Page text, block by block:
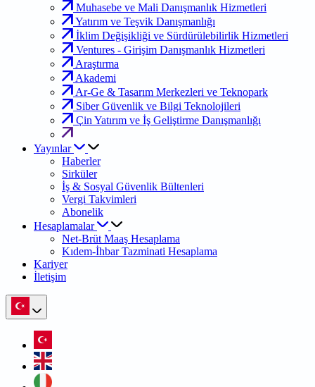
Muhasebe ve Mali Danışmanlık Hizmetleri
Yatırım ve Teşvik Danışmanlığı
İklim Değişikliği ve Sürdürülebilirlik Hizmetleri
Ventures - Girişim Danışmanlık Hizmetleri
Araştırma
Akademi
Ar-Ge & Tasarım Merkezleri ve Teknopark
Siber Güvenlik ve Bilgi Teknolojileri
Çin Yatırım ve İş Geliştirme Danışmanlığı
Yayınlar
Haberler
Sirküler
İş & Sosyal Güvenlik Bültenleri
Vergi Takvimleri
Abonelik
Hesaplamalar
Net-Brüt Maaş Hesaplama
Kıdem-İhbar Tazminati Hesaplama
Kariyer
İletişim